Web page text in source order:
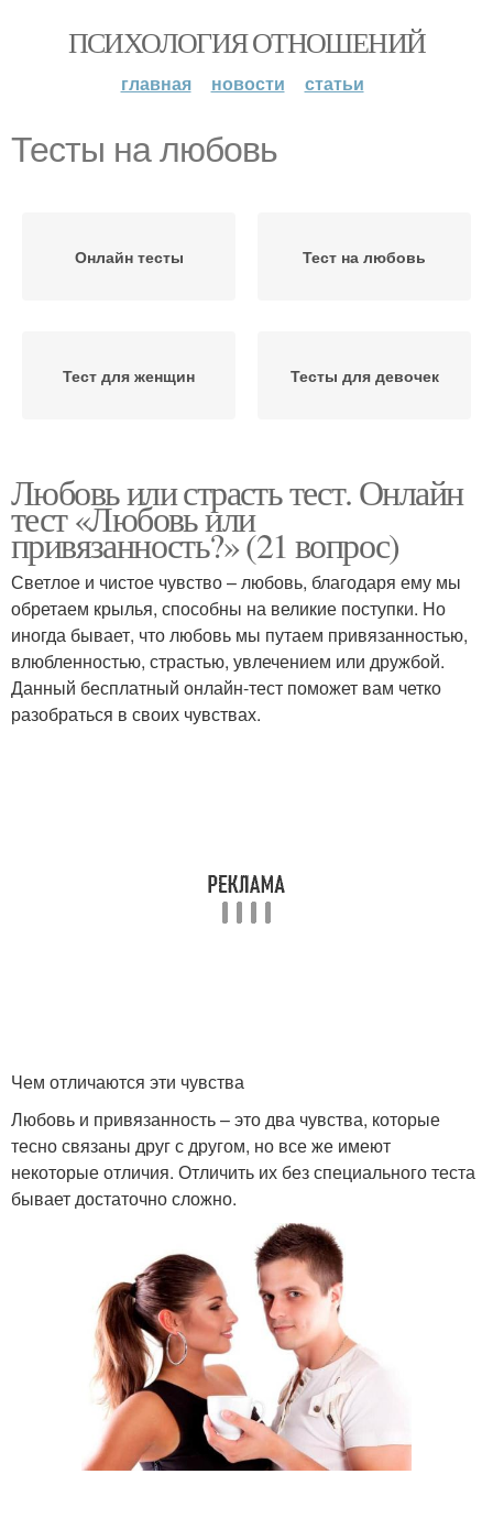
ПСИХОЛОГИЯ ОТНОШЕНИЙ
главная новости статьи
Тесты на любовь
Онлайн тесты Тест на любовь
Тест для женщин Тесты для девочек
Любовь или страсть тест. Онлайн
тест «Любовь или
привязанность?» (21 вопрос)
Светлое и чистое чувство – любовь, благодаря ему мы
обретаем крылья, способны на великие поступки. Но
иногда бывает, что любовь мы путаем привязанностью,
влюбленностью, страстью, увлечением или дружбой.
Данный бесплатный онлайн-тест поможет вам четко
разобраться в своих чувствах.
Чем отличаются эти чувства
Любовь и привязанность – это два чувства, которые
тесно связаны друг с другом, но все же имеют
некоторые отличия. Отличить их без специального теста
бывает достаточно сложно.